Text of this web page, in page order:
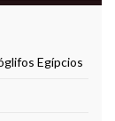
Egípcios